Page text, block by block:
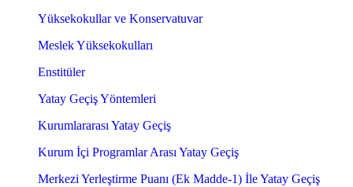
Yüksekokullar ve Konservatuvar
Meslek Yüksekokulları
Enstitüler
Yatay Geçiş Yöntemleri
Kurumlararası Yatay Geçiş
Kurum İçi Programlar Arası Yatay Geçiş
Merkezi Yerleştirme Puanı (Ek Madde-1) İle Yatay Geçiş